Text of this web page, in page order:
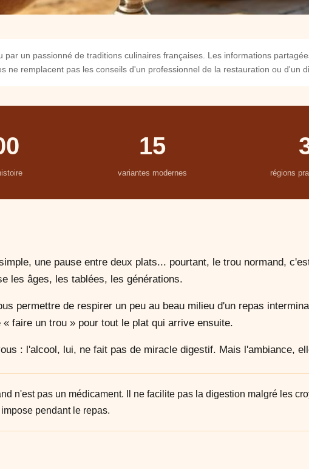
par un passionné de traditions culinaires françaises. Les informations
ne remplacent pas les conseils d'un professionnel de la restauration ou d'un
15
variantes modernes régions
une pause entre deux plats... pourtant, le trou normand,
les âges, les tablées, les générations.
permettre de respirer un peu au beau milieu d'un repas
faire un trou » pour tout le plat qui arrive ensuite.
: l'alcool, lui, ne fait pas de miracle digestif. Mais l'ambiance,
n'est pas un médicament. Il ne facilite pas la digestion malgré les
pendant le repas.